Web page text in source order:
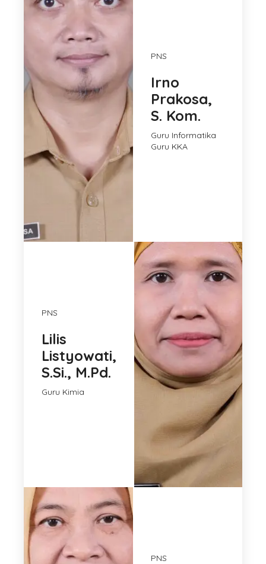
PNS
Irno
Prakosa,
S. Kom.
Guru Informatika
Guru KKA
PNS
Lilis
Listyowati,
S.Si., M.Pd.
Guru Kimia
PNS